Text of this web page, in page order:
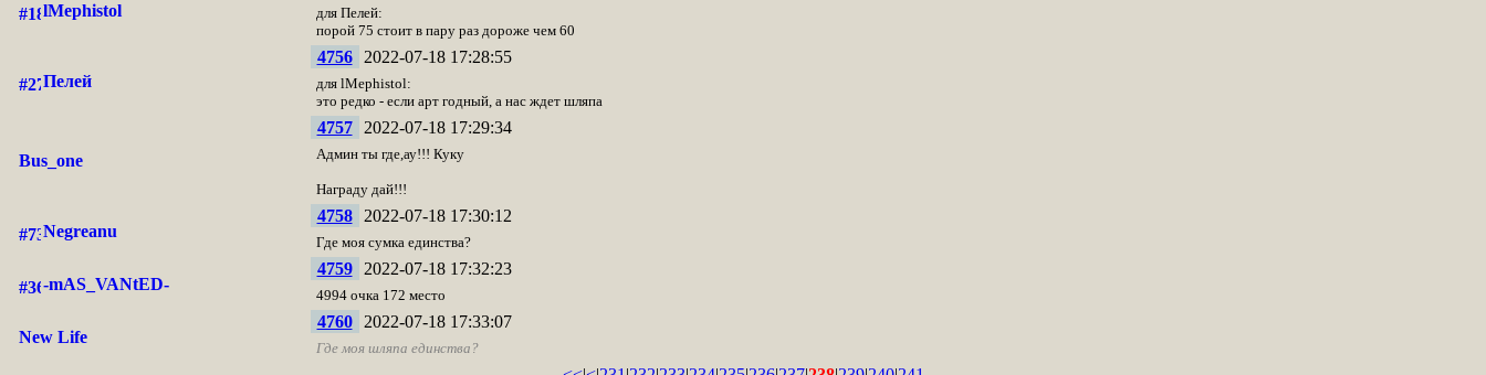
lMephistol
для Пелей:
порой 75 стоит в пару раз дороже чем 60
Пелей
4756 2022-07-18 17:28:55
для lMephistol:
это редко - если арт годный, а нас ждет шляпа
Bus_one
4757 2022-07-18 17:29:34
Админ ты где,ау!!! Куку
Награду дай!!!
Negreanu
4758 2022-07-18 17:30:12
Где моя сумка единства?
-mAS_VANtED-
4759 2022-07-18 17:32:23
4994 очка 172 место
New Life
4760 2022-07-18 17:33:07
Где моя шляпа единства?